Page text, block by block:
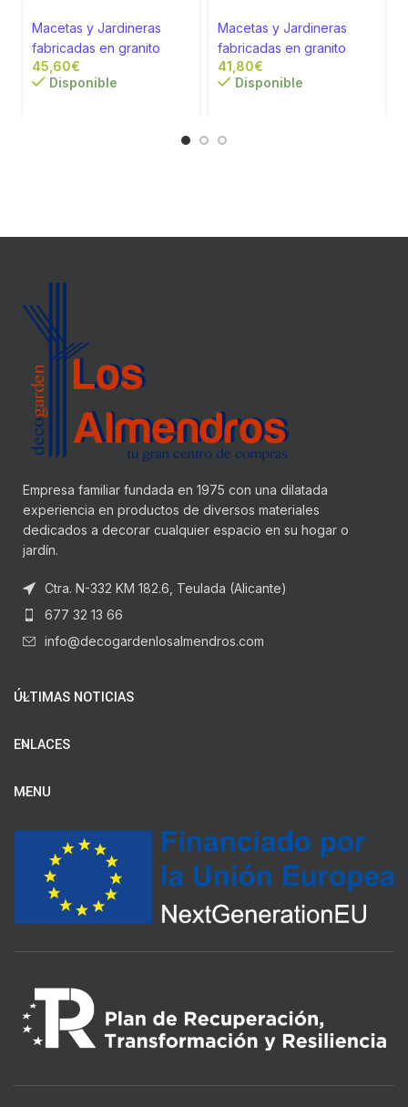
Macetas y Jardineras
fabricadas en granito
€
Disponible
Macetas y Jardineras
fabricadas en granito
€
Disponible
Empresa familiar fundada en 1975 con una dilatada
experiencia en productos de diversos materiales
dedicados a decorar cualquier espacio en su hogar o
jardín.
Ctra. N-332 KM 182.6, Teulada (Alicante)
677 32 13 66
info@decogardenlosalmendros.com
ÚLTIMAS NOTICIAS
ENLACES
MENU